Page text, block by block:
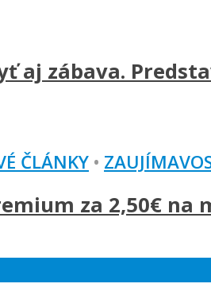
aj zábava.
ČLÁNKY •
za 2,50€ na